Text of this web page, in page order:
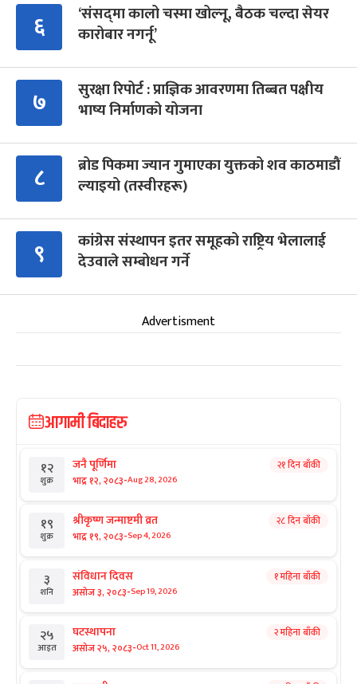
६
‘संसद्‍मा कालो चस्मा खोल्नू, बैठक चल्दा सेयर
कारोबार नगर्नू’
७
सुरक्षा रिपोर्ट : प्राज्ञिक आवरणमा तिब्बत पक्षीय
भाष्य निर्माणको योजना
८
ब्रोड पिकमा ज्यान गुमाएका युक्तको शव काठमाडौं
ल्याइयो (तस्वीरहरू)
९
कांग्रेस संस्थापन इतर समूहको राष्ट्रिय भेलालाई
देउवाले सम्बोधन गर्ने
Advertisment
आगामी बिदाहरु
१२
शुक्र
जनै पूर्णिमा
भाद्र १२, २०८३-Aug 28, 2026
२१ दिन बाँकी
१९
शुक्र
श्रीकृष्ण जन्माष्टमी व्रत
भाद्र १९, २०८३-Sep 4, 2026
२८ दिन बाँकी
३
शनि
संविधान दिवस
असोज ३, २०८३-Sep 19, 2026
१ महिना बाँकी
२५
आइत
घटस्थापना
असोज २५, २०८३-Oct 11, 2026
२ महिना बाँकी